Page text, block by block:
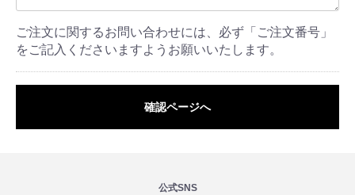
ご注文に関するお問い合わせには、必ず「ご注文番号」
をご記入くださいますようお願いいたします。
確認ページへ
公式SNS